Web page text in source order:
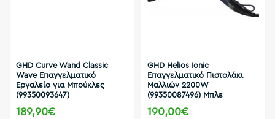
GHD Curve Wand Classic
Wave Επαγγελματικό
Εργαλείο για Μπούκλες
(99350093647)
189,90€
GHD Helios Ionic
Επαγγελματικό Πιστολάκι
Μαλλιών 2200W
(99350087496) Μπλε
190,00€